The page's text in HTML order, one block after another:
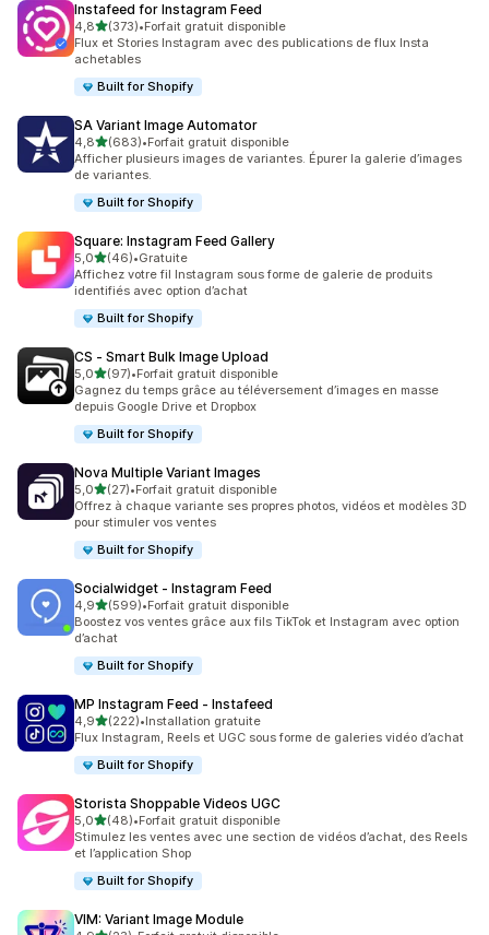
Instafeed for Instagram Feed
4,8étoile(s) sur 5
(373)
373 avis au total
•Forfait gratuit disponible
Flux et Stories Instagram avec des publications de flux Insta
achetables
Built for Shopify
SA Variant Image Automator
4,8étoile(s) sur 5
(683)
683 avis au total
•Forfait gratuit disponible
Afficher plusieurs images de variantes. Épurer la galerie d’images
de variantes.
Built for Shopify
Square: Instagram Feed Gallery
5,0étoile(s) sur 5
(46)
46 avis au total
•Gratuite
Affichez votre fil Instagram sous forme de galerie de produits
identifiés avec option d’achat
Built for Shopify
CS ‑ Smart Bulk Image Upload
5,0étoile(s) sur 5
(97)
97 avis au total
•Forfait gratuit disponible
Gagnez du temps grâce au téléversement d’images en masse
depuis Google Drive et Dropbox
Built for Shopify
Nova Multiple Variant Images
5,0étoile(s) sur 5
(27)
27 avis au total
•Forfait gratuit disponible
Offrez à chaque variante ses propres photos, vidéos et modèles 3D
pour stimuler vos ventes
Built for Shopify
Socialwidget ‑ Instagram Feed
4,9étoile(s) sur 5
(599)
599 avis au total
•Forfait gratuit disponible
Boostez vos ventes grâce aux fils TikTok et Instagram avec option
d’achat
Built for Shopify
MP Instagram Feed ‑ Instafeed
4,9étoile(s) sur 5
(222)
222 avis au total
•Installation gratuite
Flux Instagram, Reels et UGC sous forme de galeries vidéo d’achat
Built for Shopify
Storista Shoppable Videos UGC
5,0étoile(s) sur 5
(48)
48 avis au total
•Forfait gratuit disponible
Stimulez les ventes avec une section de vidéos d’achat, des Reels
et l’application Shop
Built for Shopify
VIM: Variant Image Module